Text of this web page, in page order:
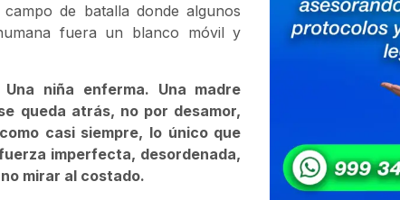
de batalla donde algunos
fuera un blanco móvil y
niña enferma. Una madre
queda atrás, no por desamor,
casi siempre, lo único que
imperfecta, desordenada,
mirar al costado.